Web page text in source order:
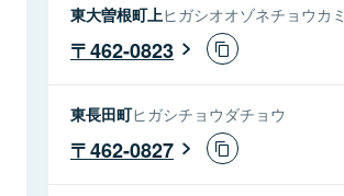
東大曽根町上ヒガシオオゾネチョウカミ
462-0823
東長田町ヒガシチョウダチョウ
462-0827